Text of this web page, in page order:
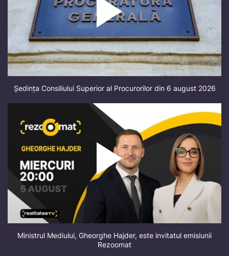
Ședința Consiliului Superior al Procurorilor din 6 august 2026
Ministrul Mediului, Gheorghe Hajder, este invitatul emisiunii
Rezoomat